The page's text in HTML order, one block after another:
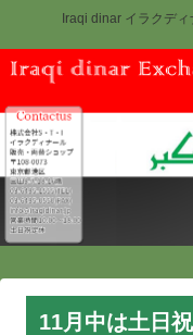
Iraqi dinar イラクデ
11月中は土日